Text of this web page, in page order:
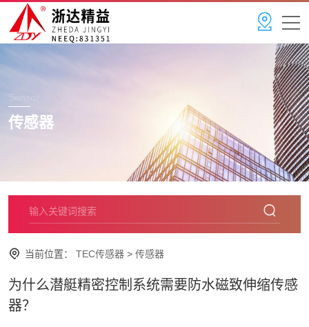
Sensor
传感器
当前位置： TEC传感器 > 传感器
为什么潜艇精密控制系统需要防水磁致伸缩传感
器？